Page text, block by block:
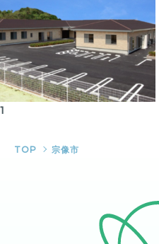
1
TOP 宗像市